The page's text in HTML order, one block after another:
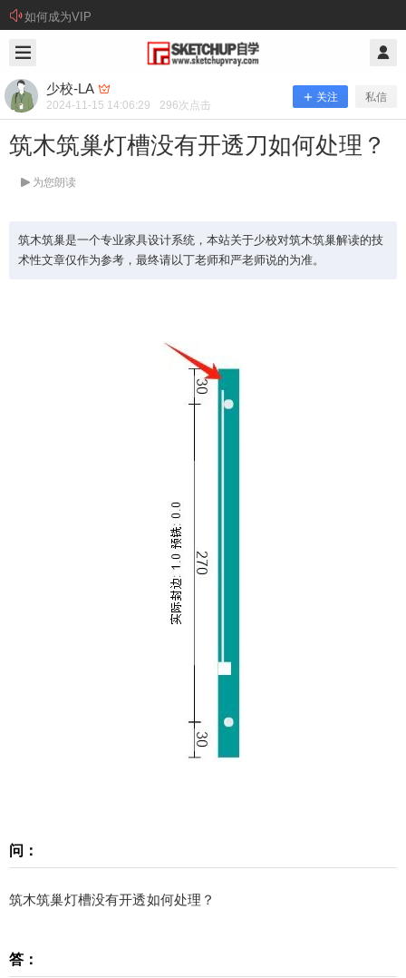
如何成为VIP
少校-LA
2024-11-15 14:06:29 296次点击
关注 私信
筑木筑巢灯槽没有开透刀如何处理？
为您朗读
筑木筑巢是一个专业家具设计系统，本站关于少校对筑木筑巢解读的技
术性文章仅作为参考，最终请以丁老师和严老师说的为准。
问：
筑木筑巢灯槽没有开透如何处理？
答：
少校-LA @ SketchUp自学
筑木筑巢是一个专业家具设计系统，本站关于少校